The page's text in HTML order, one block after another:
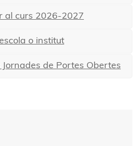
al curs 2026-2027
o institut
de Portes Obertes